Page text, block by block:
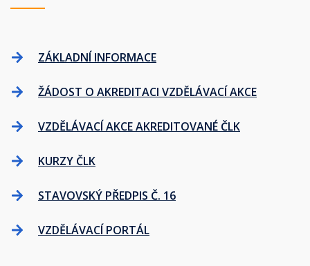
ZÁKLADNÍ INFORMACE
ŽÁDOST O AKREDITACI VZDĚLÁVACÍ AKCE
VZDĚLÁVACÍ AKCE AKREDITOVANÉ ČLK
KURZY ČLK
STAVOVSKÝ PŘEDPIS Č. 16
VZDĚLÁVACÍ PORTÁL